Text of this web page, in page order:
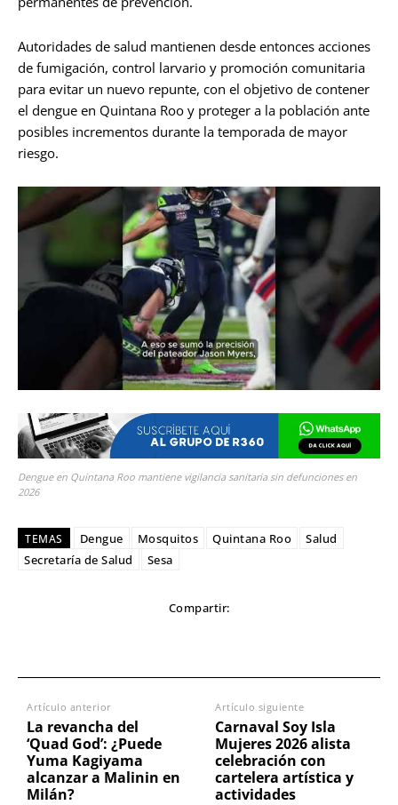
Autoridades de salud mantienen desde entonces acciones
de fumigación, control larvario y promoción comunitaria
para evitar un nuevo repunte, con el objetivo de contener
el dengue en Quintana Roo y proteger a la población ante
posibles incrementos durante la temporada de mayor
riesgo.
Dengue en Quintana Roo mantiene vigilancia sanitaria sin defunciones en
2026
TEMAS Dengue Mosquitos Quintana Roo
Salud
Secretaría de Salud
Sesa
Compartir:
Artículo anterior
La revancha del
‘Quad God’: ¿Puede
Yuma Kagiyama
alcanzar a Malinin en
Milán?
Artículo siguiente
Carnaval Soy Isla
Mujeres 2026 alista
celebración con
cartelera artística y
actividades